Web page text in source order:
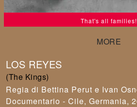
That's all families!
LOS REYES
(The Kings)
Bettina Perut e Ivan
Documentario - Cile, Germania,